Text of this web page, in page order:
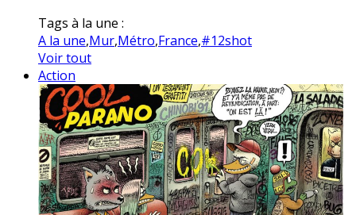
Tags à la une :
A la une,Mur,Métro,France,#12shot
Voir tout
Action